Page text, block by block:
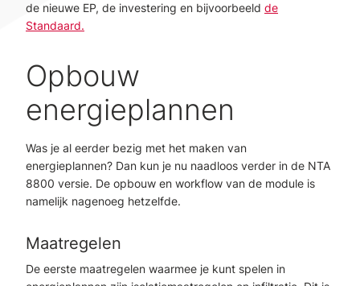
de nieuwe EP, de investering en bijvoorbeeld de
Standaard.
Opbouw
energieplannen
Was je al eerder bezig met het maken van
energieplannen? Dan kun je nu naadloos verder in de NTA
8800 versie. De opbouw en workflow van de module is
namelijk nagenoeg hetzelfde.
Maatregelen
De eerste maatregelen waarmee je kunt spelen in